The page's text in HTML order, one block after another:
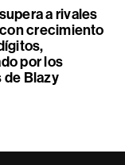
a rivales
crecimiento
por los
de Blazy